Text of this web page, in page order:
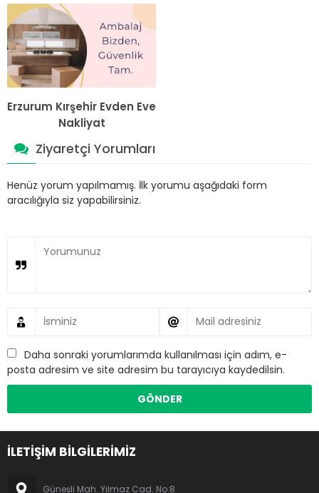
Erzurum Kırşehir Evden Eve
Nakliyat
Ziyaretçi Yorumları
Henüz yorum yapılmamış. İlk yorumu aşağıdaki form
aracılığıyla siz yapabilirsiniz.
Daha sonraki yorumlarımda kullanılması için adım, e-
posta adresim ve site adresim bu tarayıcıya kaydedilsin.
İLETİŞİM BİLGİLERİMİZ
Güneşli Mah. Yılmaz Cad. No:8